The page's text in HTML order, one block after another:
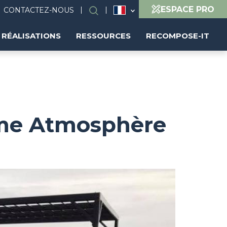
CONTACTEZ-NOUS Rechercher ESPACE PRO
RÉALISATIONS RESSOURCES RECOMPOSE-IT
Atmosphère